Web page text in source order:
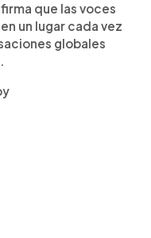
que las voces
un lugar cada vez
globales